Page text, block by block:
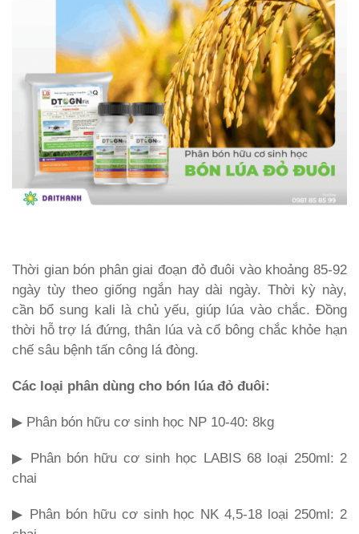
Thời gian bón phân giai đoạn đỏ đuôi vào khoảng 85-92
ngày tùy theo giống ngắn hay dài ngày. Thời kỳ này,
cần bổ sung kali là chủ yếu, giúp lúa vào chắc. Đồng
thời hỗ trợ lá đứng, thân lúa và cổ bông chắc khỏe hạn
chế sâu bệnh tấn công lá đòng.
Các loại phân dùng cho bón lúa đỏ đuôi:
▶ Phân bón hữu cơ sinh học NP 10-40: 8kg
▶ Phân bón hữu cơ sinh học LABIS 68 loại 250ml: 2
chai
▶ Phân bón hữu cơ sinh học NK 4,5-18 loại 250ml: 2